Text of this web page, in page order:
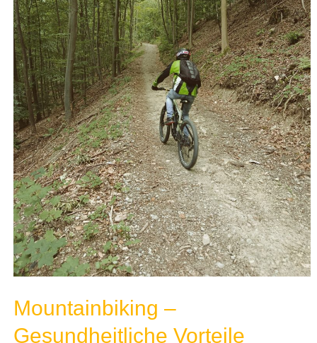
Mountainbiking –
Gesundheitliche Vorteile